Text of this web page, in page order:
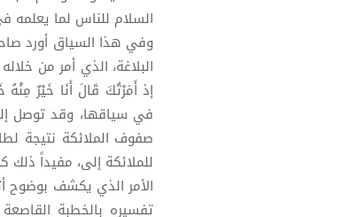
السلام للناس لما يعلمه
وفي هذا السياق أورد
البلاغة، الذي أمر من
في سياقها، وقد توصل
صفوف الملائكة نتيجة
للملائكة إلى، مفيداً ذلك
الأمر الذي يكشف بوضوح
تفسيره بالخطبة